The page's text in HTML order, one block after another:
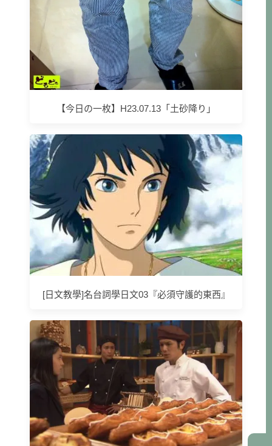
【今日の一枚】H23.07.13「土砂降り」
[日文教學]名台詞學日文03『必須守護的東西』